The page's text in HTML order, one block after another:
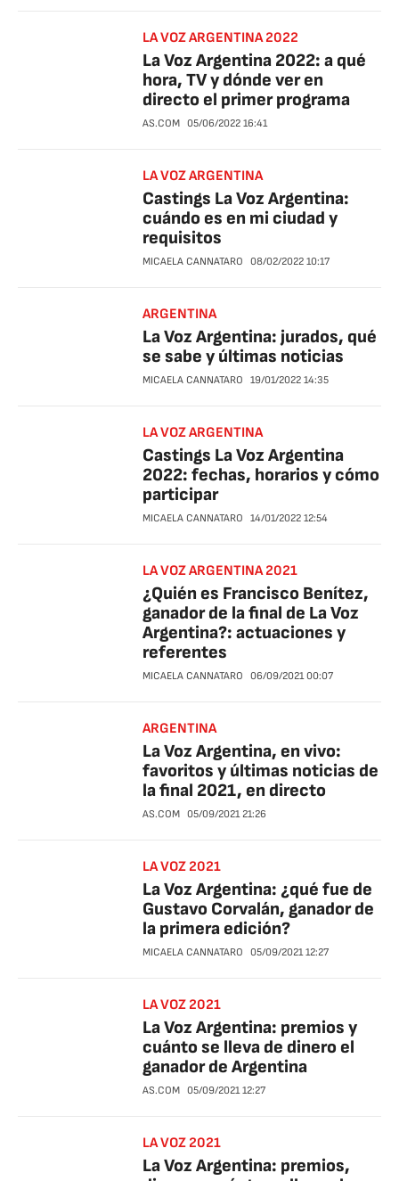
LA VOZ ARGENTINA 2022
La Voz Argentina 2022: a qué
hora, TV y dónde ver en
directo el primer programa
AS.COM 05/06/2022 16:41
LA VOZ ARGENTINA
Castings La Voz Argentina:
cuándo es en mi ciudad y
requisitos
MICAELA CANNATARO 08/02/2022 10:17
ARGENTINA
La Voz Argentina: jurados, qué
se sabe y últimas noticias
MICAELA CANNATARO 19/01/2022 14:35
LA VOZ ARGENTINA
Castings La Voz Argentina
2022: fechas, horarios y cómo
participar
MICAELA CANNATARO 14/01/2022 12:54
LA VOZ ARGENTINA 2021
¿Quién es Francisco Benítez,
ganador de la final de La Voz
Argentina?: actuaciones y
referentes
MICAELA CANNATARO 06/09/2021 00:07
ARGENTINA
La Voz Argentina, en vivo:
favoritos y últimas noticias de
la final 2021, en directo
AS.COM 05/09/2021 21:26
LA VOZ 2021
La Voz Argentina: ¿qué fue de
Gustavo Corvalán, ganador de
la primera edición?
MICAELA CANNATARO 05/09/2021 12:27
LA VOZ 2021
La Voz Argentina: premios y
cuánto se lleva de dinero el
ganador de Argentina
AS.COM 05/09/2021 12:27
LA VOZ 2021
La Voz Argentina: premios,